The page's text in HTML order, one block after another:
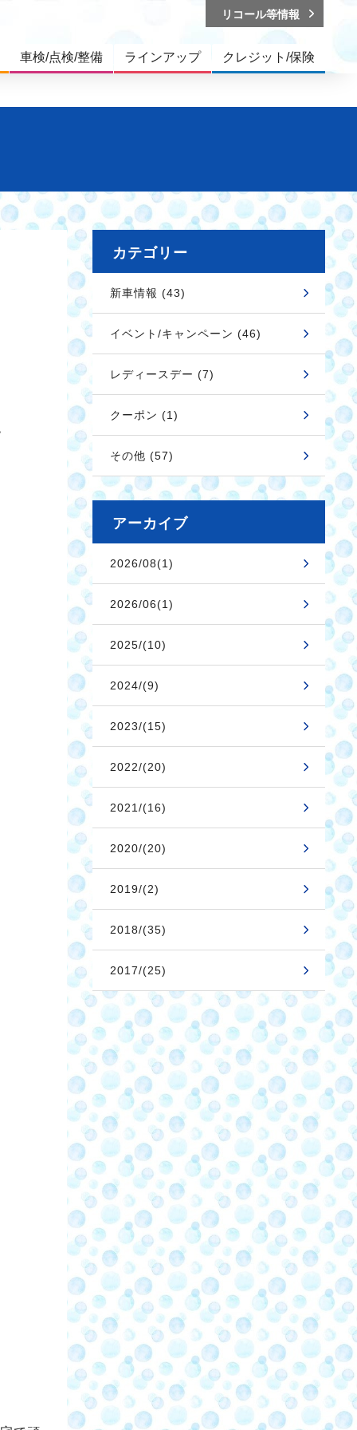
車検/点検/整備 ラインアップ クレジット/保険
リコール等情報
カテゴリー
新車情報 (43)
イベント/キャンペーン (46)
レディースデー (7)
クーポン (1)
その他 (57)
アーカイブ
2026/08(1)
2026/06(1)
2025/(10)
2024/(9)
2023/(15)
2022/(20)
2021/(16)
2020/(20)
2019/(2)
2018/(35)
2017/(25)